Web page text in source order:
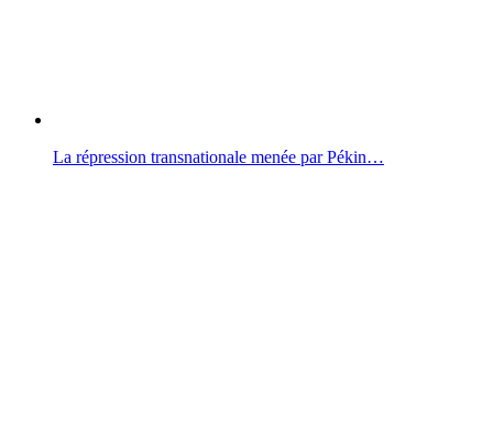
La répression transnationale menée par Pékin…